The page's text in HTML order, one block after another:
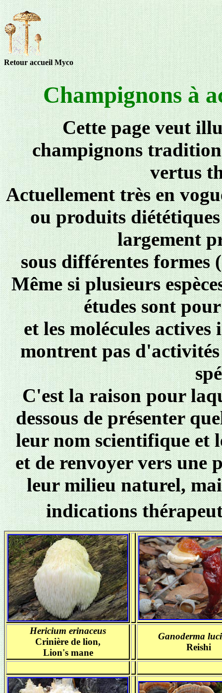
Retour accueil Myco
Champignons à
Cette page veut
champignons
vertus
Actuellement très en
ou produits
largement
sous différentes formes
Même si plusieurs
études sont
et les molécules actives
montrent pas
C'est la raison pour
dessous de présenter
leur nom scientifique et
et de renvoyer vers une
leur milieu naturel,
indications
Hericium erinaceus
Crinière de lion,
Lion's mane
Ganoderma
Reishi